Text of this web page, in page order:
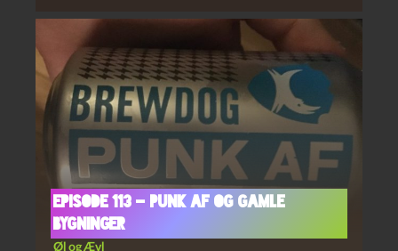
Episode 113 – Punk AF og Gamle
Bygninger
Øl og Ævl